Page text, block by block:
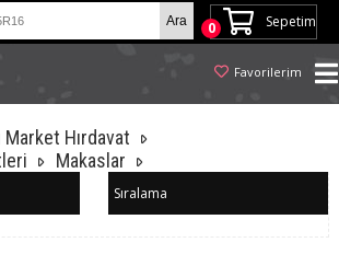
Sepetim
0
Favorilerim
Market Hırdavat
Makaslar
Sıralama